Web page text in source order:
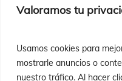
Valoramos tu
Usamos cookies para
mostrarle anuncios o
nuestro tráfico. Al hacer